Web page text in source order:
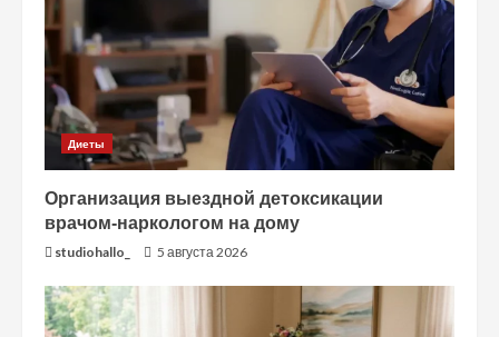
Диеты
Организация выездной детоксикации
врачом-наркологом на дому
studiohallo_ 5 августа 2026